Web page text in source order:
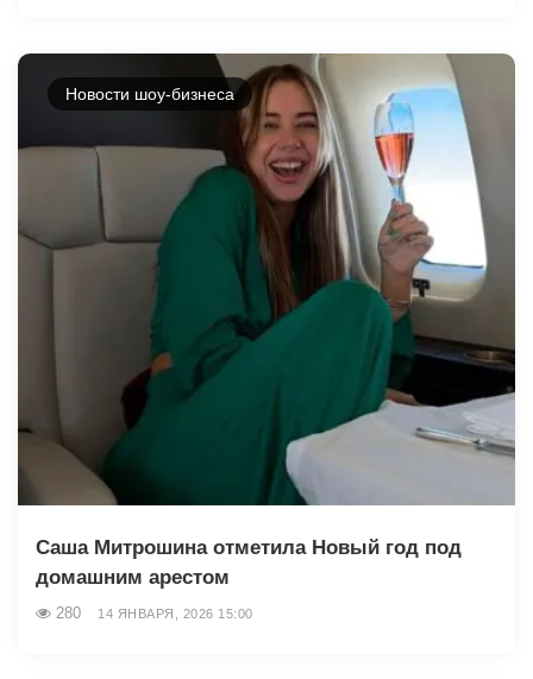
Новости шоу-бизнеса
Саша Митрошина отметила Новый год под
домашним арестом
280 14 ЯНВАРЯ, 2026 15:00